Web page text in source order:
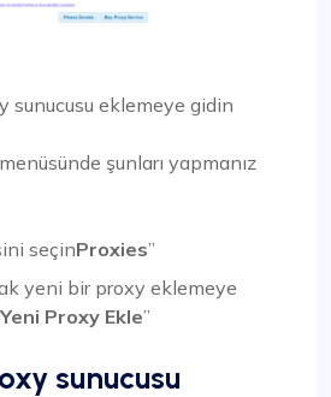
sunucusu eklemeye gidin
şunları yapmanız
seçinProxies”
yeni bir proxy eklemeye
Yeni Proxy Ekle”
sunucusu